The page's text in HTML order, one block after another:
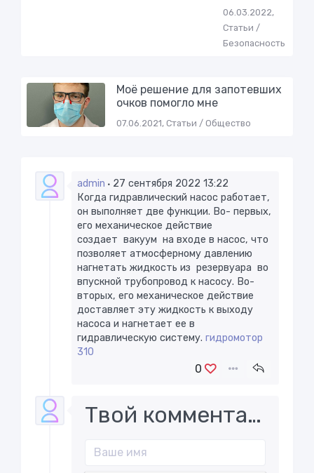
06.03.2022,
Статьи /
Безопасность
Моё решение для запотевших
очков помогло мне
07.06.2021, Статьи / Общество
admin
27 сентября 2022 13:22
Когда гидравлический насос работает,
он выполняет две функции. Во- первых,
его механическое действие
создает вакуум на входе в насос, что
позволяет атмосферному давлению
нагнетать жидкость из резервуара во
впускной трубопровод к насосу. Во-
вторых, его механическое действие
доставляет эту жидкость к выходу
насоса и нагнетает ее в
гидравлическую систему. ​ гидромотор
310
0
Твой комментарий..